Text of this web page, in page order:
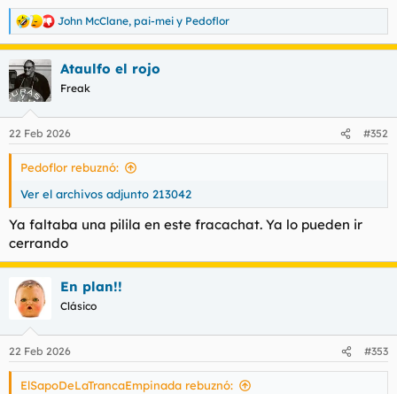
e
m
R
e
a
c
c
i
e
s
John McClane, pai-mei y Pedoflor
Ataulfo el rojo
Freak
22 Feb 2026 #352
Pedoflor rebuznó:
Ver el archivos adjunto 213042
Ya faltaba una pilila en este fracachat. Ya lo pueden ir
cerrando
En plan!!
Clásico
22 Feb 2026 #353
ElSapoDeLaTrancaEmpinada rebuznó: